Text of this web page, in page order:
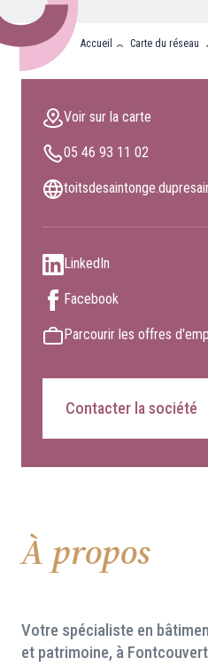
Clients professionnels
Nous
FAQ
Accueil Carte du réseau
Voir sur la carte
05 46 93 11 02
LinkedIn
Facebook
Parcourir les offres
Contacter la société
À propos
Votre spécialiste en
et patrimoine, à